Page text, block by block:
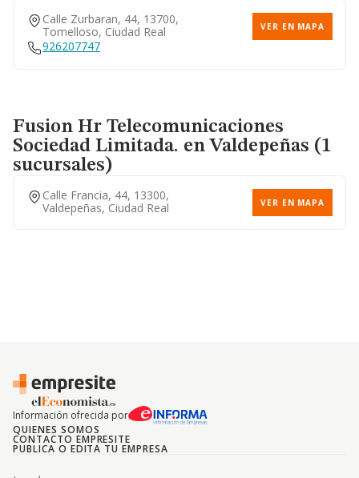
Calle Zurbaran, 44, 13700,
Tomelloso, Ciudad Real
VER EN MAPA
926207747
Fusion Hr Telecomunicaciones
Sociedad Limitada. en Valdepeñas (1
sucursales)
Calle Francia, 44, 13300,
Valdepeñas, Ciudad Real
VER EN MAPA
Información ofrecida por
QUIENES SOMOS
CONTACTO EMPRESITE
PUBLICA O EDITA TU EMPRESA